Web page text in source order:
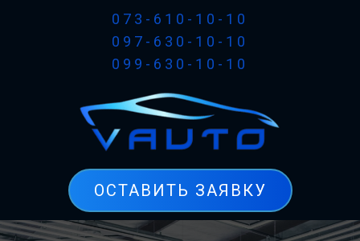
073-610-10-10
097-630-10-10
099-630-10-10
ОСТАВИТЬ ЗАЯВКУ